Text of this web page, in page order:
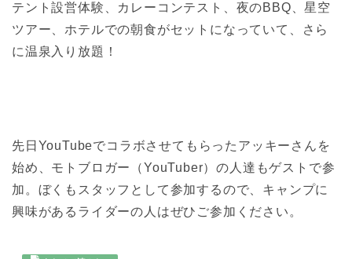
テント設営体験、カレーコンテスト、夜のBBQ、星空
ツアー、ホテルでの朝食がセットになっていて、さら
に温泉入り放題！
先日YouTubeでコラボさせてもらったアッキーさんを
始め、モトブロガー（YouTuber）の人達もゲストで参
加。ぼくもスタッフとして参加するので、キャンプに
興味があるライダーの人はぜひご参加ください。